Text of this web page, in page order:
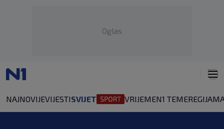
Oglas
NAJNOVIJEVIJESTISVIJET VRIJEMEN1 TEMEREGIJA